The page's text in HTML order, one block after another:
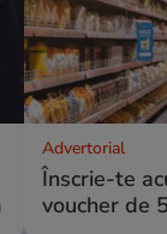
Advertorial
Înscrie-te
voucher de